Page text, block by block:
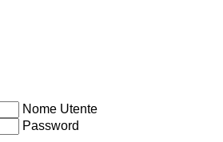
Nome Utente
Password